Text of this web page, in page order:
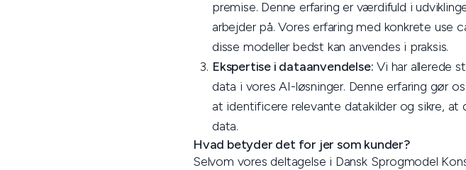
premise. Denne erfaring er værdifuld i
arbejder på. Vores erfaring med konkrete use
disse modeller bedst kan anvendes i praksis.
Ekspertise i dataanvendelse: Vi har allerede
data i vores AI-løsninger. Denne erfaring gør
at identificere relevante datakilder og sikre,
data.
Hvad betyder det for jer som kunder?
Selvom vores deltagelse i Dansk Sprogmodel